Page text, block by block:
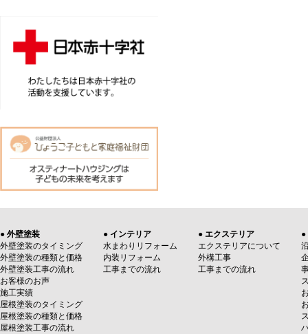
● 外壁塗装
外壁塗装のタイミング
外壁塗装の種類と価格
外壁塗装工事の流れ
お客様のお声
施工実績
屋根塗装のタイミング
屋根塗装の種類と価格
屋根塗装工事の流れ
● インテリア
水まわりリフォーム
内装リフォーム
工事までの流れ
● エクステリア
エクステリアについて
外構工事
工事までの流れ
●